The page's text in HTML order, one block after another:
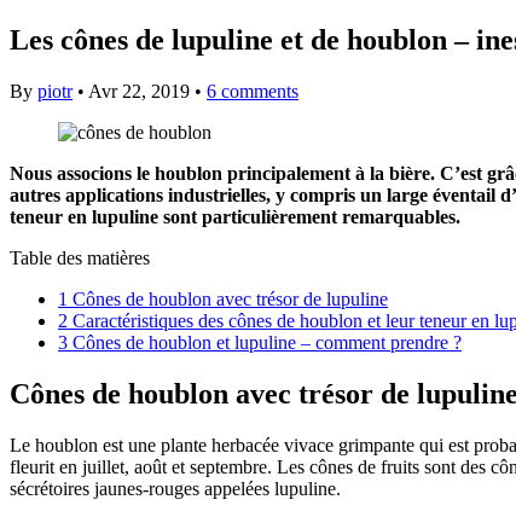
Les cônes de lupuline et de houblon –
By piotr• Avr 22, 2019 • 6 comments
Nous associons le houblon principalement à la bière. C’est
autres applications industrielles, y compris un large éventail
teneur en lupuline sont particulièrement remarquables.
Table des matières
1 Cônes de houblon avec trésor de lupuline
2 Caractéristiques des cônes de houblon et leur teneur en
3 Cônes de houblon et lupuline – comment prendre ?
Cônes de houblon avec trésor de lupuline
Le houblon est une plante herbacée vivace grimpante qui est
fleurit en juillet, août et septembre. Les cônes de fruits sont des
sécrétoires jaunes-rouges appelées lupuline.